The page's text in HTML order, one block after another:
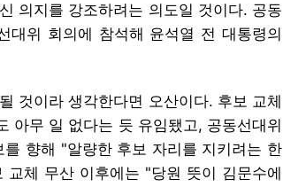
의지를 강조하려는 의도일 것이다. 공동
대위 회의에 참석해 윤석열 전 대통령의
것이라 생각한다면 오산이다. 후보 교체
아무 일 없다는 듯 유임됐고, 공동선대위
향해 "알량한 후보 자리를 지키려는 한
체 무산 이후에는 "당원 뜻이 김문수에